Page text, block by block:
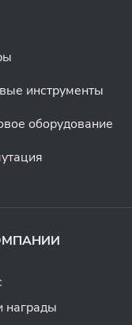
инструменты
оборудование
награды